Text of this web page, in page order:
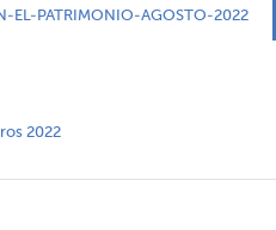
EL-PATRIMONIO-AGOSTO-2022
2022